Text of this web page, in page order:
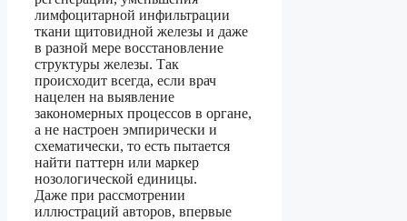
лимфоцитарной инфильтрации
ткани щитовидной железы и даже
в разной мере восстановление
структуры железы. Так
происходит всегда, если врач
нацелен на выявление
закономерных процессов в органе,
а не настроен эмпирически и
схематически, то есть пытается
найти паттерн или маркер
нозологической единицы.
Даже при рассмотрении
иллюстраций авторов, впервые